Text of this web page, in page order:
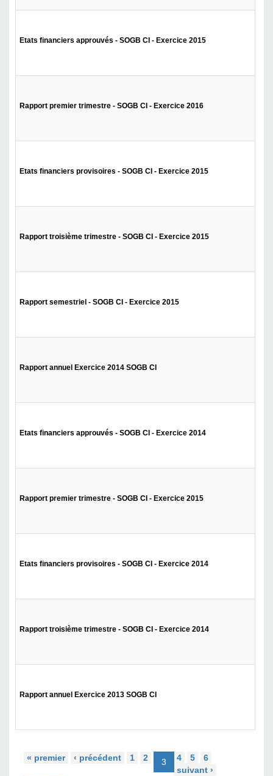
Etats financiers approuvés - SOGB CI - Exercice 2015
Rapport premier trimestre - SOGB CI - Exercice 2016
Etats financiers provisoires - SOGB CI - Exercice 2015
Rapport troisième trimestre - SOGB CI - Exercice 2015
Rapport semestriel - SOGB CI - Exercice 2015
Rapport annuel Exercice 2014 SOGB CI
Etats financiers approuvés - SOGB CI - Exercice 2014
Rapport premier trimestre - SOGB CI - Exercice 2015
Etats financiers provisoires - SOGB CI - Exercice 2014
Rapport troisième trimestre - SOGB CI - Exercice 2014
Rapport annuel Exercice 2013 SOGB CI
« premier ‹ précédent 1 2 3 4 5
6
suivant ›